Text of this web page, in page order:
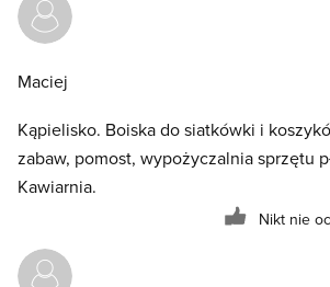
Maciej
Kąpielisko. Boiska do siatkówki i
zabaw, pomost, wypożyczalnia sprzętu
Kawiarnia.
Nikt nie